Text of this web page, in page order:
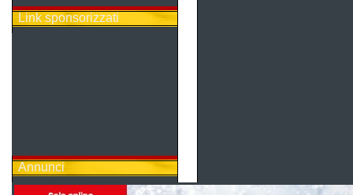
Link sponsorizzati
Annunci